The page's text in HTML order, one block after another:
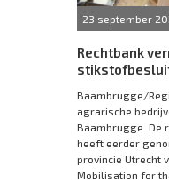
23 september
Rechtbank
Baambrugge/
agrarische
Baambrugge. De
heeft eerder
provincie Utrecht
Mobilisation for